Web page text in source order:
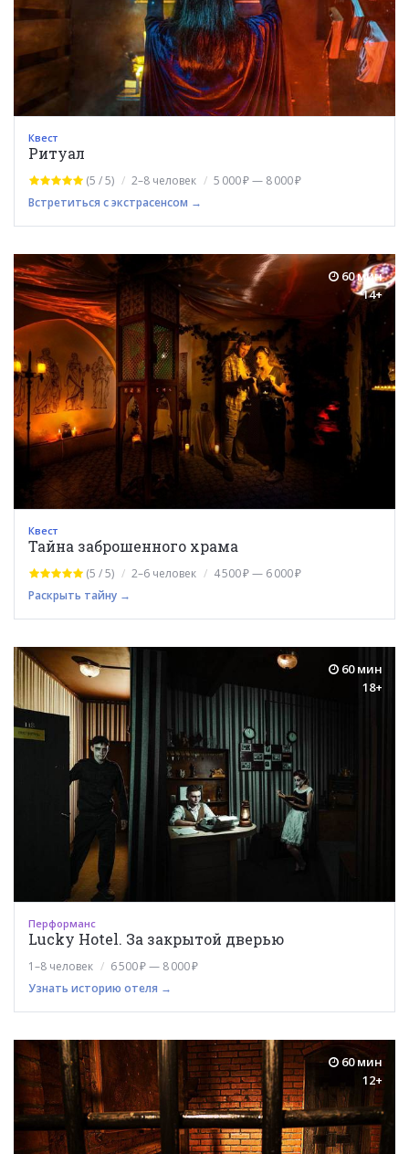
Квест
Ритуал
(5 / 5) 2–8 человек
5 000 ₽ — 8 000 ₽
Встретиться с экстрасенсом →
60 мин
14+
Квест
Тайна заброшенного храма
(5 / 5) 2–6 человек
4 500 ₽ — 6 000 ₽
Раскрыть тайну →
60 мин
18+
Перформанс
Lucky Hotel. За закрытой дверью
1–8 человек
6 500 ₽ — 8 000 ₽
Узнать историю отеля →
60 мин
12+